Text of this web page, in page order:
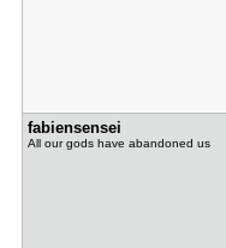
fabiensens​ei
All our gods have abandoned us